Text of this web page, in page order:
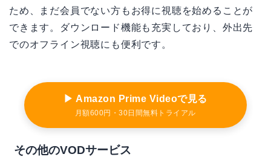
ため、まだ会員でない方もお得に視聴を始めることが
できます。ダウンロード機能も充実しており、外出先
でのオフライン視聴にも便利です。
▶ Amazon Prime Videoで見る
月額600円・30日間無料トライアル
その他のVODサービス